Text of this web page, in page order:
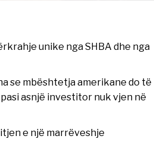
unike nga SHBA dhe nga
se mbështetja amerikane do të
asnjë investitor nuk vjen në
e një marrëveshje